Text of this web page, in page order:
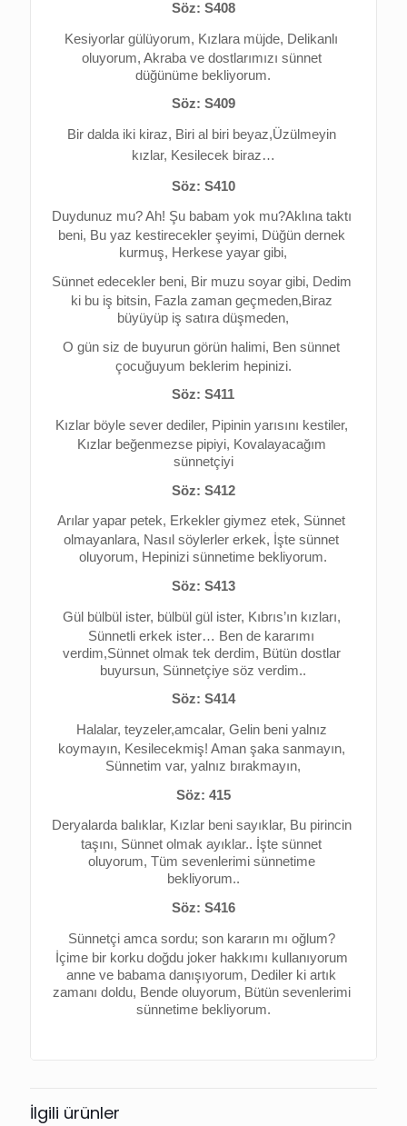
Söz: S408
Kesiyorlar gülüyorum, Kızlara müjde, Delikanlı
oluyorum, Akraba ve dostlarımızı sünnet
düğünüme bekliyorum.
Söz: S409
Bir dalda iki kiraz, Biri al biri beyaz,Üzülmeyin
kızlar, Kesilecek biraz…
Söz: S410
Duydunuz mu? Ah! Şu babam yok mu?Aklına taktı
beni, Bu yaz kestirecekler şeyimi, Düğün dernek
kurmuş, Herkese yayar gibi,
Sünnet edecekler beni, Bir muzu soyar gibi, Dedim
ki bu iş bitsin, Fazla zaman geçmeden,Biraz
büyüyüp iş satıra düşmeden,
O gün siz de buyurun görün halimi, Ben sünnet
çocuğuyum beklerim hepinizi.
Söz: S411
Kızlar böyle sever dediler,
Kızlar beğenmezse pipiyi, Kovalayacağım
sünnetçiyi
Söz: S412
Arılar yapar petek, Erkekler giymez etek, Sünnet
olmayanlara, Nasıl söylerler erkek, İşte sünnet
oluyorum, Hepinizi sünnetime bekliyorum.
Söz: S413
Gül bülbül ister, bülbül gül ister, Kıbrıs’ın kızları,
Sünnetli erkek ister… Ben de kararımı
verdim,Sünnet olmak tek derdim, Bütün dostlar
buyursun, Sünnetçiye söz verdim..
Söz: S414
Halalar, teyzeler,amcalar, Gelin beni yalnız
koymayın, Kesilecekmiş!
Sünnetim var, yalnız bırakmayın,
Söz: 415
Deryalarda balıklar, Kızlar beni sayıklar, Bu pirincin
taşını, Sünnet olmak ayıklar.. İşte sünnet
oluyorum, Tüm sevenlerimi sünnetime
bekliyorum..
Söz: S416
Sünnetçi amca sordu; son kararın mı oğlum?
anne ve babama danışıyorum, Dediler ki artık
zamanı doldu, Bende oluyorum, Bütün sevenlerimi
sünnetime bekliyorum.
İlgili ürünler